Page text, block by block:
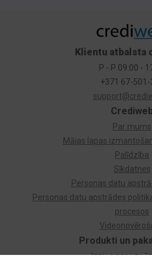
Produkti un
Izziņa par
Crediweb
Par mums
Mājas lapas
Palīdzība
Sīkdatnes
Personas datu
Personas datu apstrādes
procesos
Klientu atbalsta
P - P 09:00 -
+371 67-501-